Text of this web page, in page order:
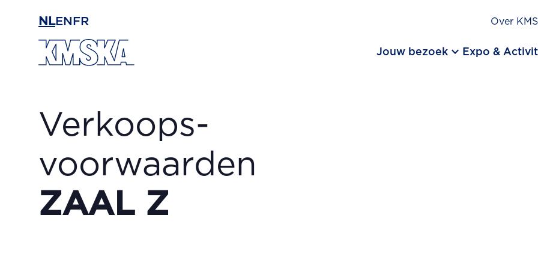
NLEN FR Over
Jouw bezoek keyboard_arrow_down Expo &
Verkoops­
voorwaarden
ZAAL Z